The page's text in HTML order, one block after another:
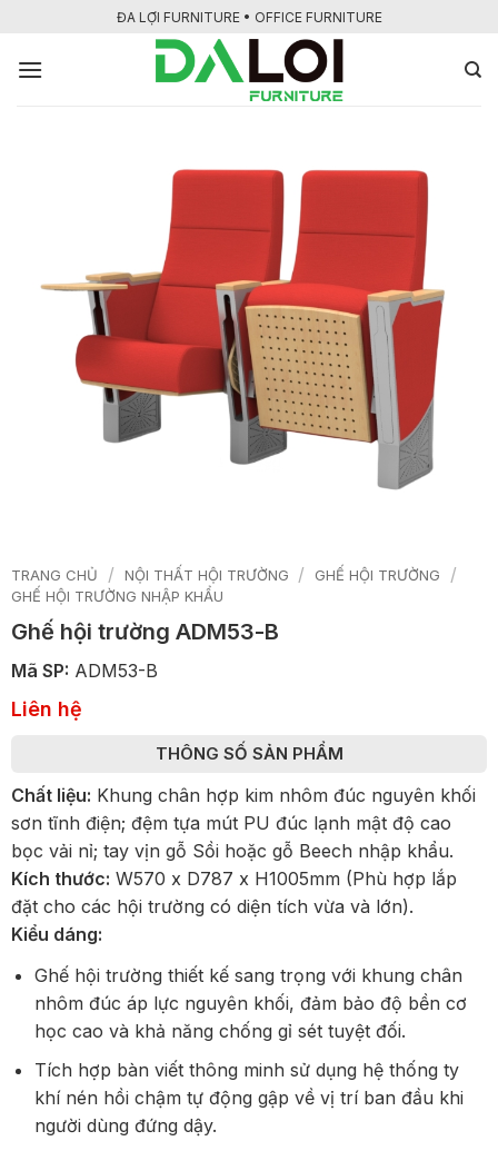
nội
ĐA LỢI FURNITURE • OFFICE FURNITURE
TRANG CHỦ / NỘI THẤT HỘI TRƯỜNG / GHẾ HỘI TRƯỜNG /
GHẾ HỘI TRƯỜNG NHẬP KHẨU
Ghế hội trường ADM53-B
Mã SP: ADM53-B
Liên hệ
THÔNG SỐ SẢN PHẨM
Chất liệu: Khung chân hợp kim nhôm đúc nguyên khối
sơn tĩnh điện; đệm tựa mút PU đúc lạnh mật độ cao
bọc vải nỉ; tay vịn gỗ Sồi hoặc gỗ Beech nhập khẩu.
Kích thước: W570 x D787 x H1005mm (Phù hợp lắp
đặt cho các hội trường có diện tích vừa và lớn).
Kiểu dáng:
Ghế hội trường thiết kế sang trọng với khung chân
nhôm đúc áp lực nguyên khối, đảm bảo độ bền cơ
học cao và khả năng chống gỉ sét tuyệt đối.
Tích hợp bàn viết thông minh sử dụng hệ thống ty
khí nén hồi chậm tự động gập về vị trí ban đầu khi
người dùng đứng dậy.